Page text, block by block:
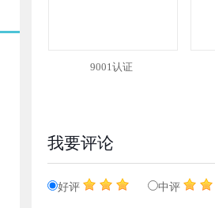
9001认证
我要评论
好评 中评